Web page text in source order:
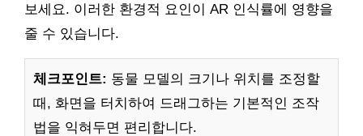
보세요. 이러한 환경적 요인이 AR 인식률에 영향을
줄 수 있습니다.
체크포인트: 동물 모델의 크기나 위치를 조정할
때, 화면을 터치하여 드래그하는 기본적인 조작
법을 익혀두면 편리합니다.